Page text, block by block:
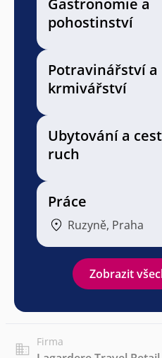
Gastronomie a
pohostinství
Potravinářství a
krmivářství
Ubytování a
ruch
Práce
Ruzyně, Praha
Zobrazit
Firma